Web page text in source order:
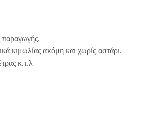
παραγωγής.
κιμωλίας ακόμη και χωρίς αστάρι.
κ.τ.λ